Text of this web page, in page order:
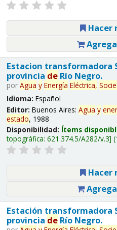
Hacer
Estacion transformadora
provincia deRío Negro.
por Agua y Energía Eléctrica,
Idioma: Español
Editor: Buenos Aires: Agua y
estado, 1988
Disponibilidad: Ítems
topográfica: 621.374.5/A282/v.3
Hacer
Estación transformadora
provincia deRío Negro.